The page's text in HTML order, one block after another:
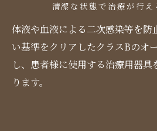
清潔な状態で治療が行え
体液や血液による二次感染等を防
い基準をクリアしたクラスBのオ
し、患者様に使用する治療用器
ります。